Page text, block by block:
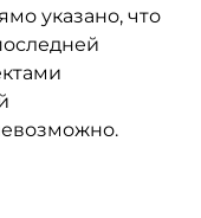
указано, что